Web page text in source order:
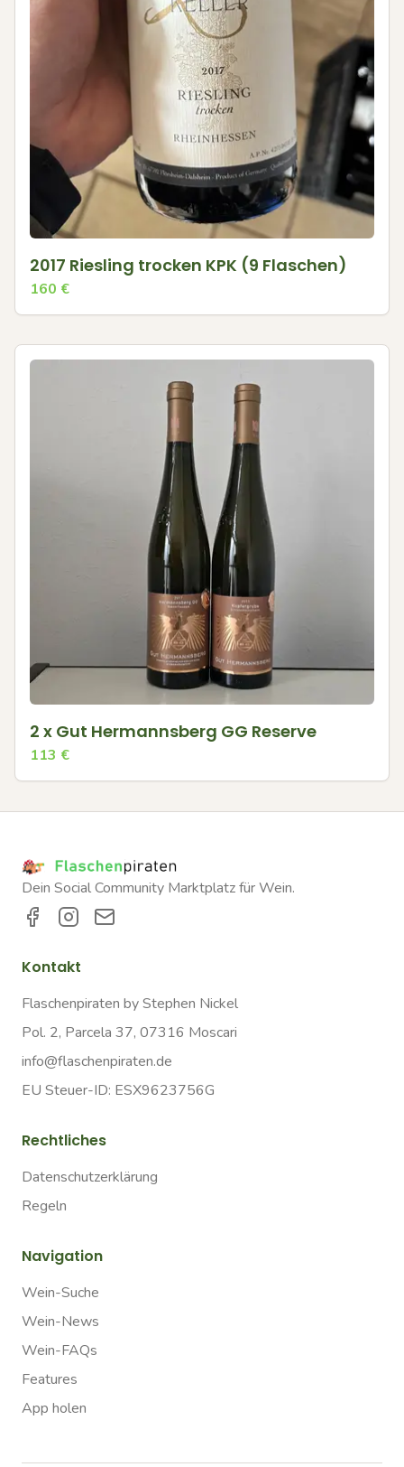
2017 Riesling trocken KPK (9 Flaschen)
160 €
2 x Gut Hermannsberg GG Reserve
113 €
Dein Social Community Marktplatz für Wein.
Kontakt
Flaschenpiraten by Stephen Nickel
Pol. 2, Parcela 37, 07316 Moscari
info@flaschenpiraten.de
EU Steuer-ID: ESX9623756G
Rechtliches
Datenschutzerklärung
Regeln
Navigation
Wein-Suche
Wein-News
Wein-FAQs
Features
App holen